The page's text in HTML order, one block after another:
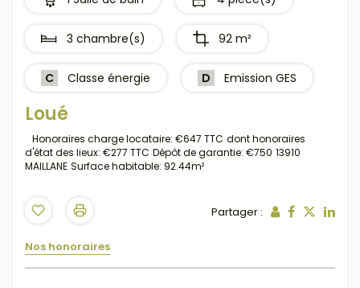
3 chambre(s) 92 m²
C Classe énergie D Emission GES
Loué
Honoraires charge locataire: €647 TTC dont honoraires
d'état des lieux: €277 TTC Dépôt de garantie: €750 13910
MAILLANE Surface habitable: 92.44m²
Partager :
Nos honoraires